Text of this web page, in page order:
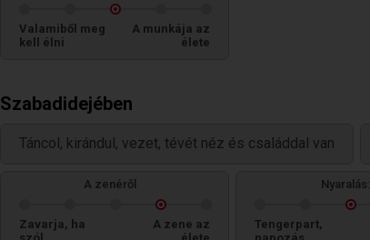
Valamiből meg
kell élni
A munkája az
élete
Szabadidejében
Táncol, kirándul, vezet, tévét néz és családdal van
A zenéről
Zavarja, ha
A zene az
Nyaralás:
Tengerpart,